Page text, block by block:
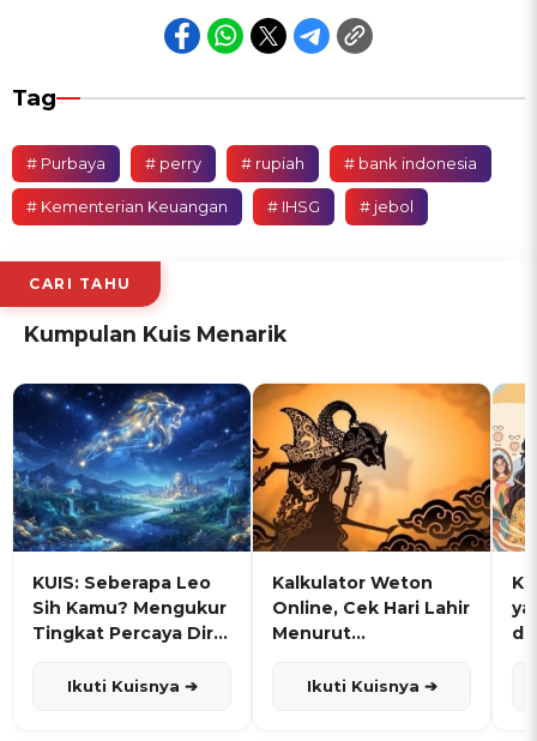
Tag
# Purbaya # perry # rupiah # bank indonesia
# Kementerian Keuangan # IHSG # jebol
CARI TAHU
Kumpulan Kuis Menarik
KUIS: Seberapa Leo
Sih Kamu? Mengukur
Tingkat Percaya Diri
Ikuti Kuisnya ➔
Kalkulator Weton
Online, Cek Hari Lahir
Menurut
Ikuti Kuisnya ➔